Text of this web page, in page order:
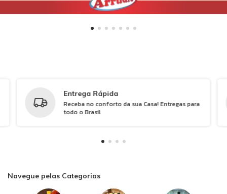
Entrega Rápida
Receba no conforto da sua Casa! Entregas para
todo o Brasil
Navegue pelas Categorias